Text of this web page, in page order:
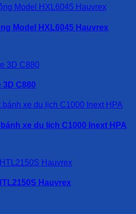
Model HXL6045 Hauvrex
C880
xe du lịch C1000 Inext HPA
Hauvrex